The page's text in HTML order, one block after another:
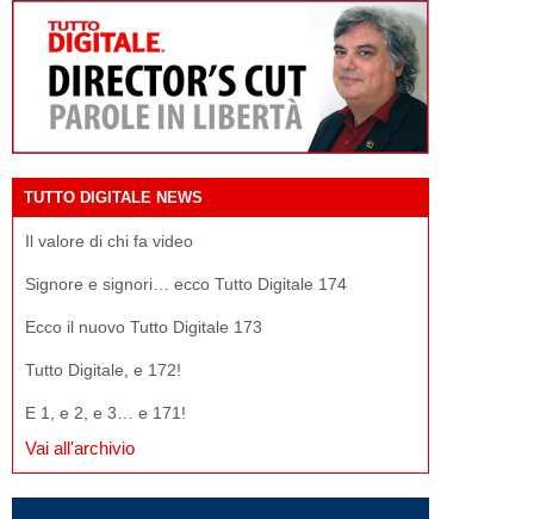
TUTTO DIGITALE NEWS
Il valore di chi fa video
Signore e signori… ecco Tutto Digitale 174
Ecco il nuovo Tutto Digitale 173
Tutto Digitale, e 172!
E 1, e 2, e 3… e 171!
Vai all'archivio